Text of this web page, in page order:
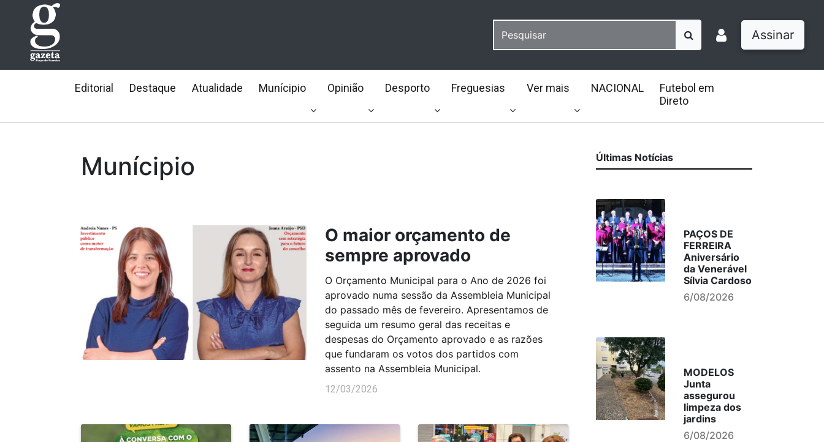
Assinar
Editorial Destaque Atualidade Munícipio Opinião Desporto Freguesias Ver mais NACIONAL
Futebol em
Direto
Munícipio
O maior orçamento de
sempre aprovado
O Orçamento Municipal para o Ano de 2026 foi
aprovado numa sessão da Assembleia Municipal
do passado mês de fevereiro. Apresentamos de
seguida um resumo geral das receitas e
despesas do Orçamento aprovado e as razões
que fundaram os votos dos partidos com
assento na Assembleia Municipal.
12/03/2026
Últimas Notícias
PAÇOS DE
FERREIRA
Aniversário
da Venerável
Sílvia Cardoso
6/08/2026
MODELOS
Junta
assegurou
limpeza dos
jardins
6/08/2026